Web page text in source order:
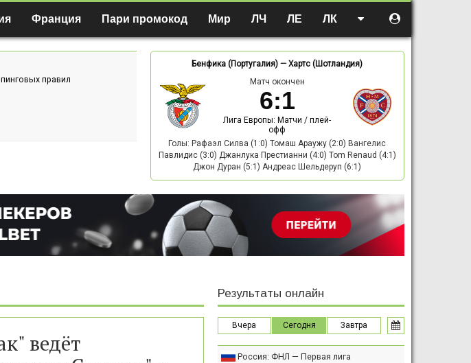
Франция Пари промокод Мир ЛЧ ЛЕ ЛК
правил
Бенфика (Португалия) —Хартс (Шотландия)
Матч окончен
6:1
Лига Европы: Матчи / плей-
офф
Голы: Рафаэл Силва (1:0) Томаш Араужу (2:0) Вангелис
Павлидис (3:0) Джанлука Престианни (4:0) Tom Renaud (4:1)
Джон Дуран (5:1) Андреас Шельдеруп (6:1)
ведёт
Результаты онлайн
Вчера Сегодня Завтра
Россия: ФНЛ — Первая лига